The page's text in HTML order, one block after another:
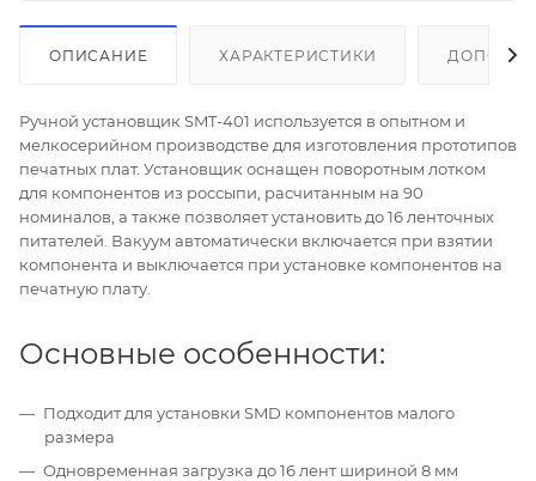
ОПИСАНИЕ ХАРАКТЕРИСТИКИ
Ручной установщик SMT-401 используется в опытном и
мелкосерийном производстве для изготовления прототипов
печатных плат. Установщик оснащен поворотным лотком
для компонентов из россыпи, расчитанным на 90
номиналов, а также позволяет установить до 16 ленточных
питателей. Вакуум автоматически включается при взятии
компонента и выключается при установке компонентов на
печатную плату.
Основные особенности:
Подходит для установки SMD компонентов малого
размера
Одновременная загрузка до 16 лент шириной 8 мм